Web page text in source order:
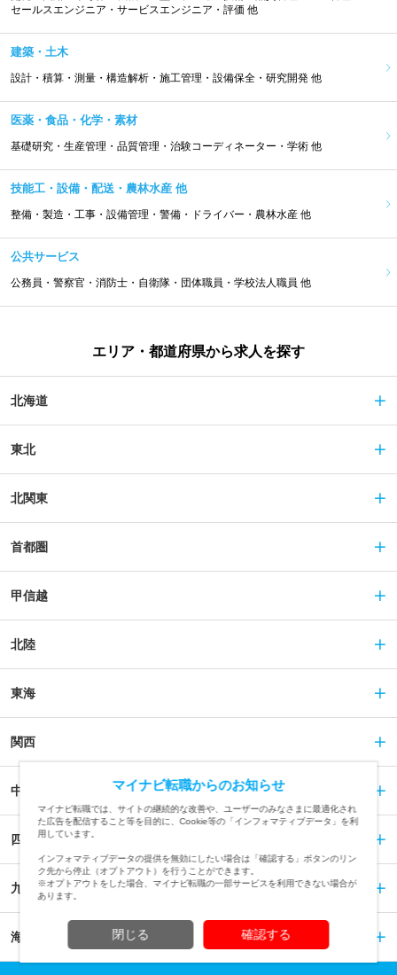
セールスエンジニア・サービスエンジニア・評価 他
建築・土木
設計・積算・測量・構造解析・施工管理・設備保全・研究開発 他
医薬・食品・化学・素材
基礎研究・生産管理・品質管理・治験コーディネーター・学術 他
技能工・設備・配送・農林水産 他
整備・製造・工事・設備管理・警備・ドライバー・農林水産 他
公共サービス
公務員・警察官・消防士・自衛隊・団体職員・学校法人職員 他
エリア・都道府県から求人を探す
北海道
東北
北関東
首都圏
甲信越
北陸
東海
関西
中国
四国
九州
海外
マイナビ転職からのお知らせ
マイナビ転職では、サイトの継続的な改善や、ユーザーのみなさまに最適化され
た広告を配信すること等を目的に、Cookie等の「インフォマティブデータ」を利
用しています。
インフォマティブデータの提供を無効にしたい場合は「確認する」ボタンのリン
ク先から停止（オプトアウト）を行うことができます。
※オプトアウトをした場合、マイナビ転職の一部サービスを利用できない場合が
あります。
閉じる 確認する